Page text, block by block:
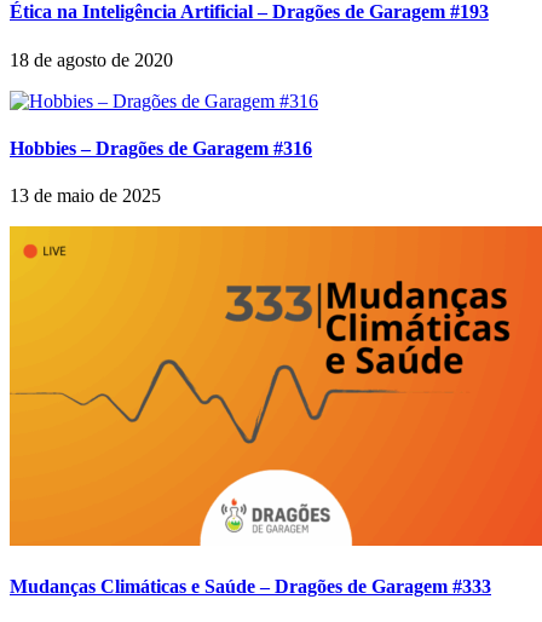
Ética na Inteligência Artificial – Dragões de Garagem #193
18 de agosto de 2020
Hobbies – Dragões de Garagem #316
13 de maio de 2025
Mudanças Climáticas e Saúde – Dragões de Garagem #333